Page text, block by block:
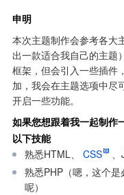
申明
本次主题制作会参考各大
出一款适合我自己的主题
框架，但会引入一些插件
加，我会在主题选项中尽
开启一些功能。
如果您想跟着我一起制作
以下技能
熟悉HTML、
CSS
熟悉PHP（嗯，这个
呢）